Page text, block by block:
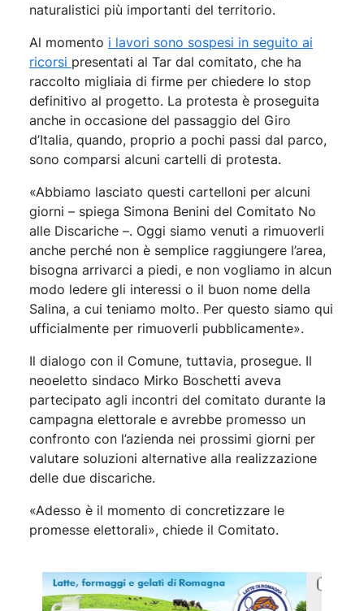
naturalistici più importanti del territorio.
Al momento i lavori sono sospesi in seguito ai
ricorsi presentati al Tar dal comitato, che ha
raccolto migliaia di firme per chiedere lo stop
definitivo al progetto. La protesta è proseguita
anche in occasione del passaggio del Giro
d’Italia, quando, proprio a pochi passi dal parco,
sono comparsi alcuni cartelli di protesta.
«Abbiamo lasciato questi cartelloni per alcuni
giorni – spiega Simona Benini del Comitato No
alle Discariche –. Oggi siamo venuti a rimuoverli
anche perché non è semplice raggiungere l’area,
bisogna arrivarci a piedi, e non vogliamo in alcun
modo ledere gli interessi o il buon nome della
Salina, a cui teniamo molto. Per questo siamo qui
ufficialmente per rimuoverli pubblicamente».
Il dialogo con il Comune, tuttavia, prosegue. Il
neoeletto sindaco Mirko Boschetti aveva
partecipato agli incontri del comitato durante la
campagna elettorale e avrebbe promesso un
confronto con l’azienda nei prossimi giorni per
valutare soluzioni alternative alla realizzazione
delle due discariche.
«Adesso è il momento di concretizzare le
promesse elettorali», chiede il Comitato.